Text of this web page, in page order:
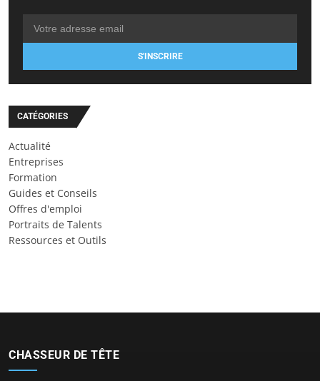
S'INSCRIRE
CATÉGORIES
Actualité
Entreprises
Formation
Guides et Conseils
Offres d'emploi
Portraits de Talents
Ressources et Outils
CHASSEUR DE TÊTE